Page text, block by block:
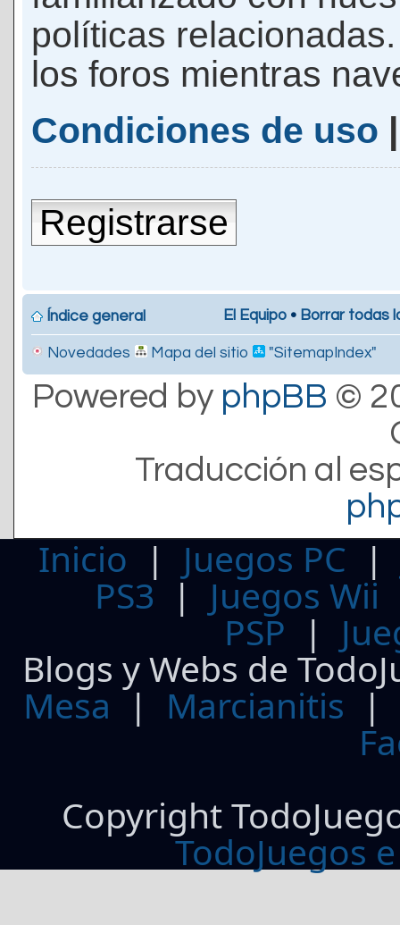
políticas
los foros mientras
Condiciones de uso
Registrarse
Índice general El Equipo • Borrar todas
Novedades Mapa del sitio "SitemapIndex"
Powered by phpBB ©
Traducción al
Inicio | Juegos PC
PS3| Juegos Wii
PSP |
Blogs y Webs de
Mesa | Marcianitis |
Copyright
TodoJuegos